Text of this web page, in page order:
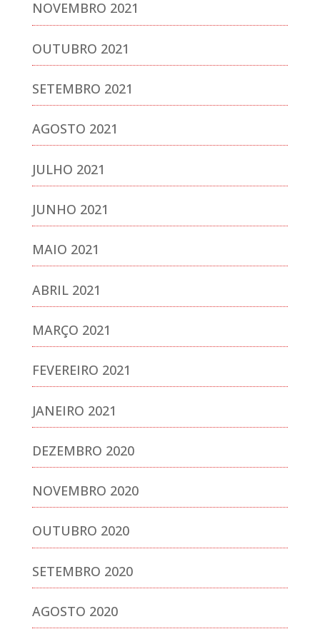
NOVEMBRO 2021
OUTUBRO 2021
SETEMBRO 2021
AGOSTO 2021
JULHO 2021
JUNHO 2021
MAIO 2021
ABRIL 2021
MARÇO 2021
FEVEREIRO 2021
JANEIRO 2021
DEZEMBRO 2020
NOVEMBRO 2020
OUTUBRO 2020
SETEMBRO 2020
AGOSTO 2020